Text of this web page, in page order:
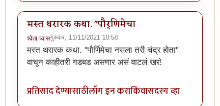
मस्त थरारक कथा. "पौर्णिमेचा
श्वेता व्यासगुरुवार, 11/11/2021 10:58
मस्त थरारक कथा. "पौर्णिमेचा नसला तरी चंद्र होता"
वाचून काहीतरी गडबड असणार असं वाटलं खरं!
प्रतिसाद देण्यासाठीलॉग इन कराकिंवासदस्य व्हा